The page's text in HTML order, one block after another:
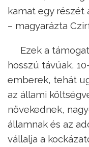
kamat egy részét
– magyarázta
Ezek a
hosszú távúak,
emberek, tehát
az állami
növekednek,
államnak és az
vállalja a